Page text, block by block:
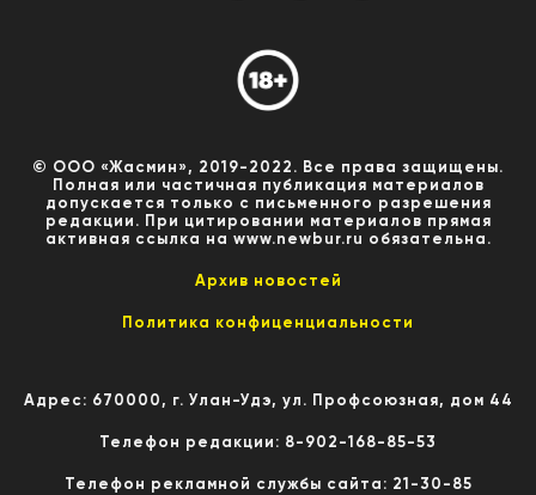
© ООО «Жасмин», 2019-2022. Все права защищены.
Полная или частичная публикация материалов
допускается только с письменного разрешения
редакции. При цитировании материалов прямая
активная ссылка на www.newbur.ru обязательна.
Архив новостей
Политика конфиценциальности
Адрес: 670000, г. Улан-Удэ, ул. Профсоюзная, дом 44
Телефон редакции: 8-902-168-85-53
Телефон рекламной службы сайта: 21-30-85